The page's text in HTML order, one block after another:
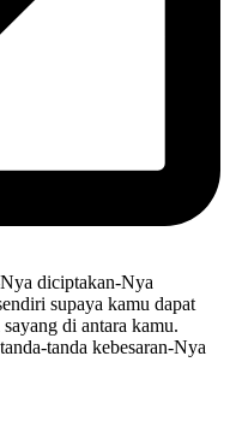
diciptakan-Nya
supaya kamu dapat
di antara kamu.
tanda kebesaran-Nya